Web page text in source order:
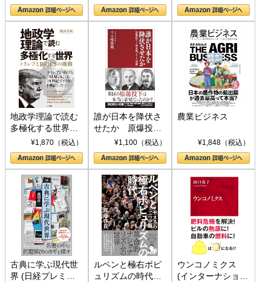
地政学理論で読む
多極化する世界：
トランプとBRICS
の挑戦
¥1,870（税込）
誰が日本を降伏さ
せたか 原爆投
下、ソ連参戦、そ
して聖断 (PHP新
書)
¥1,100（税込）
農業ビジネス
¥1,848（税込）
古典に学ぶ現代世
界 (日経プレミア
ルペンと極右ポピ
ュリズムの時代：
ウンコノミクス
(インターナショナ